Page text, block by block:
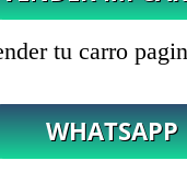
tu carro